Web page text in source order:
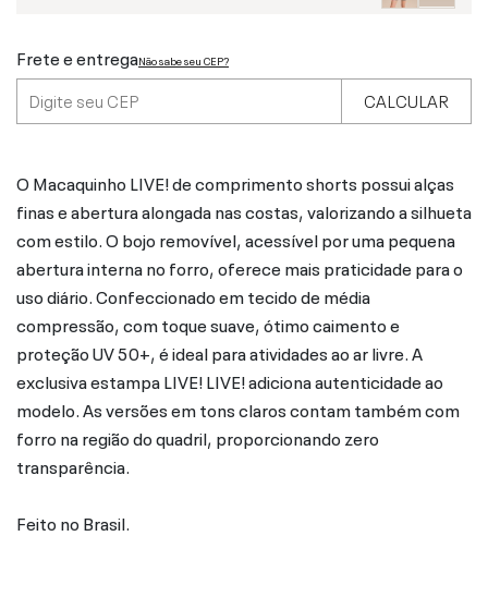
Frete e entregaNão sabe seu CEP?
CALCULAR
O Macaquinho LIVE! de comprimento shorts possui alças
finas e abertura alongada nas costas, valorizando a silhueta
com estilo. O bojo removível, acessível por uma pequena
abertura interna no forro, oferece mais praticidade para o
uso diário. Confeccionado em tecido de média
compressão, com toque suave, ótimo caimento e
proteção UV 50+, é ideal para atividades ao ar livre. A
exclusiva estampa LIVE! LIVE! adiciona autenticidade ao
modelo. As versões em tons claros contam também com
forro na região do quadril, proporcionando zero
transparência.
Feito no Brasil.